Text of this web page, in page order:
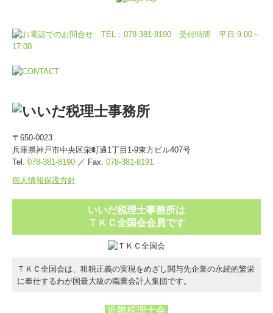
〒650-0023
兵庫県神戸市中央区栄町通1丁目1-9東方ビル407号
Tel. 078-381-8190 ／ Fax 078-381-8191
個人情報保護方針
いいだ税理士事務所は
ＴＫＣ全国会会員です
ＴＫＣ全国会は、租税正義の実現をめざし関与先企業の永続的繁栄
に奉仕するわが国最大級の職業会計人集団です。
近畿税理士会